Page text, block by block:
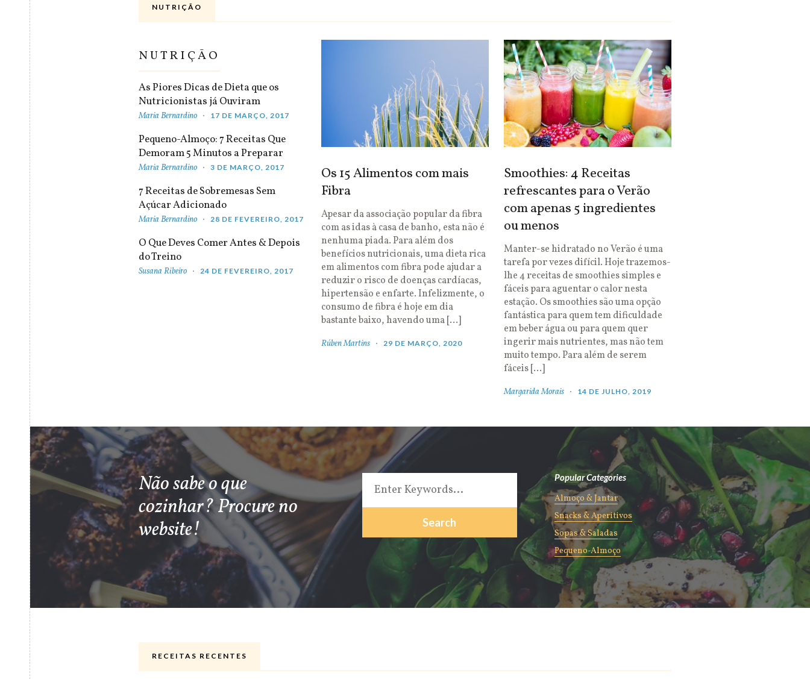
NUTRIÇÃO
NUTRIÇÃO
As Piores Dicas de Dieta que os
Nutricionistas já Ouviram
Maria Bernardino 17 DE MARÇO, 2017
Pequeno-Almoço: 7 Receitas Que
Demoram 5 Minutos a Preparar
Maria Bernardino 3 DE MARÇO, 2017
7 Receitas de Sobremesas Sem
Açúcar Adicionado
Maria Bernardino 28 DE FEVEREIRO, 2017
O Que Deves Comer Antes & Depois
do Treino
Susana Ribeiro 24 DE FEVEREIRO, 2017
Os 15 Alimentos com mais
Fibra
Apesar da associação popular da fibra
com as idas à casa de banho, esta não é
nenhuma piada. Para além dos
benefícios nutricionais, uma dieta rica
em alimentos com fibra pode ajudar a
reduzir o risco de doenças cardíacas,
hipertensão e enfarte. Infelizmente, o
consumo de fibra é hoje em dia
bastante baixo, havendo uma […]
Rúben Martins 29 DE MARÇO, 2020
Smoothies: 4 Receitas
refrescantes para o Verão
com apenas 5 ingredientes
ou menos
Manter-se hidratado no Verão é uma
tarefa por vezes difícil. Hoje trazemos-
lhe 4 receitas de smoothies simples e
fáceis para aguentar o calor nesta
estação. Os smoothies são uma opção
fantástica para quem tem dificuldade
em beber água ou para quem quer
ingerir mais nutrientes, mas não tem
muito tempo. Para além de serem
fáceis […]
Margarida Morais 14 DE JULHO, 2019
Não sabe o que
cozinhar? Procure no
website!
Popular Categories
Almoço & Jantar
Snacks & Aperitivos
Sopas & Saladas
Pequeno-Almoço
RECEITAS RECENTES